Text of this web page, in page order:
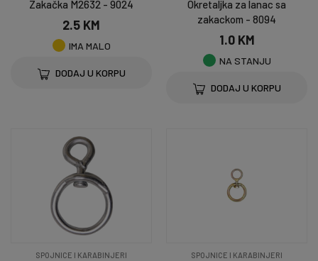
Zakačka M2632 - 9024
2.5 KM
IMA MALO
DODAJ U KORPU
Okretaljka za lanac sa
zakackom - 8094
1.0 KM
NA STANJU
DODAJ U KORPU
SPOJNICE I KARABINJERI SPOJNICE I KARABINJERI